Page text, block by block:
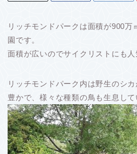
リッチモンドパークは面積が900万
園です。
面積が広いのでサイクリストにも人
リッチモンドパーク内は野生のシ
豊かで、様々な種類の鳥も生息して